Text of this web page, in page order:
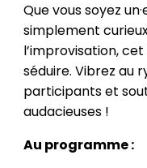
Que vous soyez
simplement
l’improvisation,
séduire. Vibrez au
participants et
audacieuses !
Au programme :